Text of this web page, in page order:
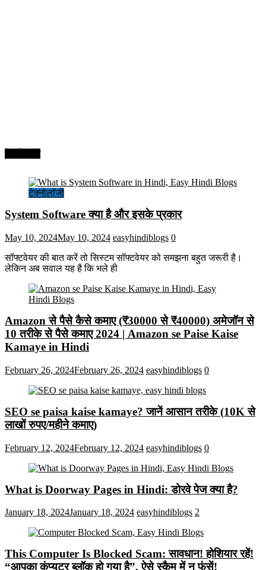
टेक्नोलॉजी
System Software क्या है और इसके प्रकार
May 10, 2024May 10, 2024 easyhindiblogs 0
सॉफ्टवेयर की बात करें तो सिस्टम सॉफ्टवेयर को समझना बहुत जरूरी है।
लेकिन अब सवाल यह है कि भले ही
Amazon से पैसे कैसे कमाए (₹30000 से ₹40000) अमेजॉन से
10 तरीके से पैसे कमाए 2024 | Amazon se Paise Kaise
Kamaye in Hindi
February 26, 2024February 26, 2024 easyhindiblogs 0
SEO se paisa kaise kamaye? जानें आसान तरीके (10K से
लाखों रुपए/महीने कमाए)
February 12, 2024February 12, 2024 easyhindiblogs 0
What is Doorway Pages in Hindi: डोरवे पेज क्या है?
January 18, 2024January 18, 2024 easyhindiblogs 2
This Computer Is Blocked Scam: सावधान! होशियार रहें!
“आपका कंप्यूटर ब्लॉक हो गया है”, ऐसे स्कैम में न फंसें!